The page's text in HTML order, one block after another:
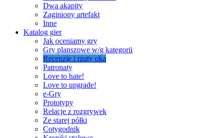
Dwa akapity
Zaginiony artefakt
Inne
Katalog gier
Jak oceniamy gry
Gry planszowe w/g kategorii
Recenzje i rzuty oka
Patronaty
Love to hate!
Love to upgrade!
e-Gry
Prototypy
Relacje z rozgrywek
Ze starej półki
Cotygodnik